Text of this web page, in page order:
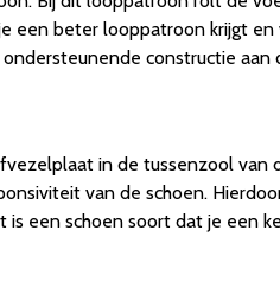
een beter looppatroon krijgt
constructie aan
in de tussenzool
van de schoen.
is een schoen soort dat je een